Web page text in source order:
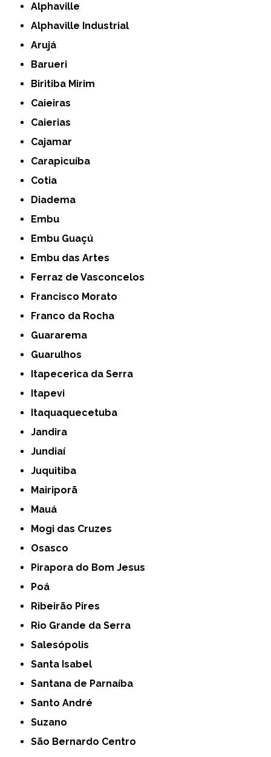
Alphaville
Alphaville Industrial
Arujá
Barueri
Biritiba Mirim
Caieiras
Caierias
Cajamar
Carapicuíba
Cotia
Diadema
Embu
Embu Guaçú
Embu das Artes
Ferraz de Vasconcelos
Francisco Morato
Franco da Rocha
Guararema
Guarulhos
Itapecerica da Serra
Itapevi
Itaquaquecetuba
Jandira
Jundiaí
Juquitiba
Mairiporã
Mauá
Mogi das Cruzes
Osasco
Pirapora do Bom Jesus
Poá
Ribeirão Pires
Rio Grande da Serra
Salesópolis
Santa Isabel
Santana de Parnaíba
Santo André
Suzano
São Bernardo Centro